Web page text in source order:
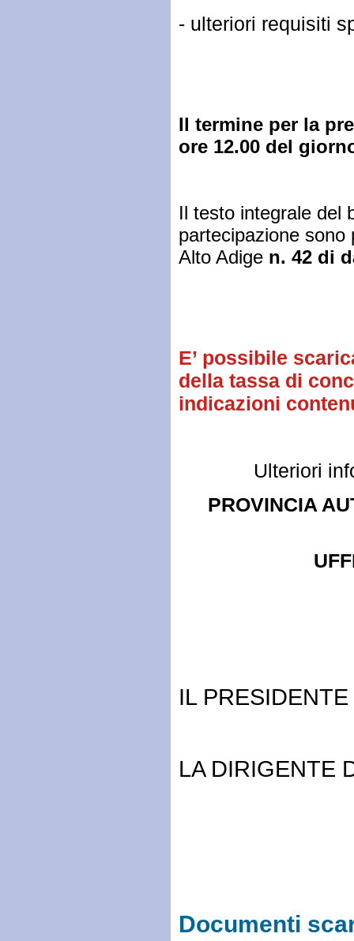
- ulteriori requisiti
Il termine per la
ore 12.00 del
Il testo integrale del
partecipazione sono
Alto Adige n. 42 di
E’ possibile
della tassa di
indicazioni
Ulteriori
PROVINCIA
IL
LA DIRIGENTE
Documenti